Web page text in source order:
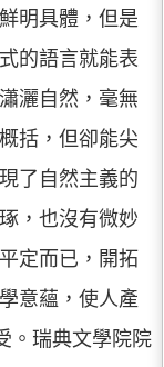
明具體，但是
的語言就能表
灑自然，毫無
括，但卻能尖
了自然主義的
，也沒有微妙
定而已，開拓
意蘊，使人產
。瑞典文學院院